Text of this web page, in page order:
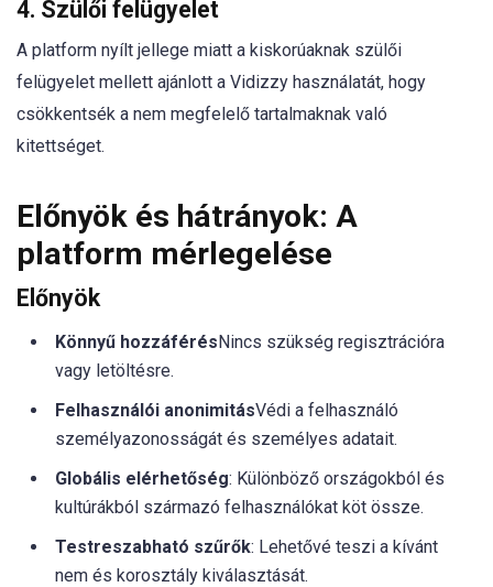
4. Szülői felügyelet
A platform nyílt jellege miatt a kiskorúaknak szülői
felügyelet mellett ajánlott a Vidizzy használatát, hogy
csökkentsék a nem megfelelő tartalmaknak való
kitettséget.
Előnyök és hátrányok: A
platform mérlegelése
Előnyök
Könnyű hozzáférésNincs szükség regisztrációra
vagy letöltésre.
Felhasználói anonimitásVédi a felhasználó
személyazonosságát és személyes adatait.
Globális elérhetőség: Különböző országokból és
kultúrákból származó felhasználókat köt össze.
Testreszabható szűrők: Lehetővé teszi a kívánt
nem és korosztály kiválasztását.